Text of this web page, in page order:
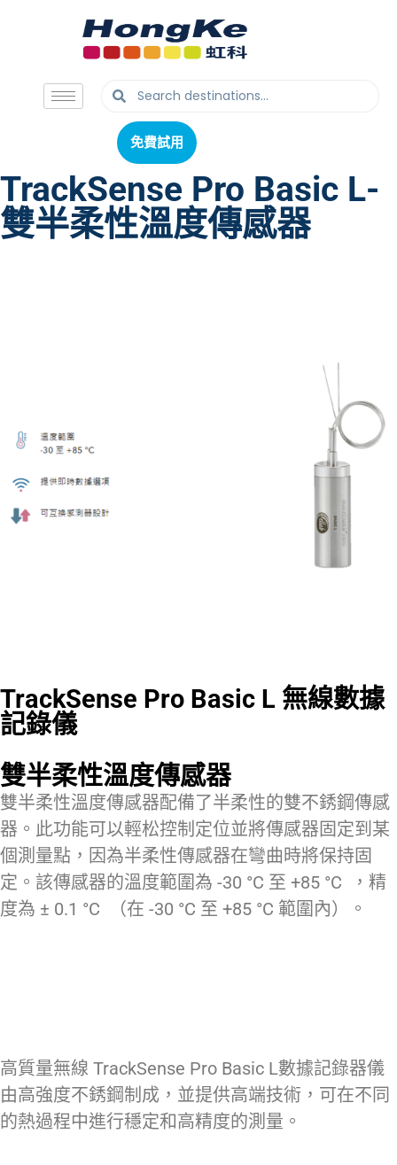
免費試用
免費試用
TrackSense Pro Basic L-
雙半柔性溫度傳感器
TrackSense Pro Basic L 無線數據
記錄儀
雙半柔性溫度傳感器
雙半柔性溫度傳感器配備了半柔性的雙不銹鋼傳感
器。此功能可以輕松控制定位並將傳感器固定到某
個測量點，因為半柔性傳感器在彎曲時將保持固
定。該傳感器的溫度範圍為 -30 °C 至 +85 °C ，精
度為 ± 0.1 °C （在 -30 °C 至 +85 °C 範圍內）。
高質量無線 TrackSense Pro Basic L數據記錄器儀
由高強度不銹鋼制成，並提供高端技術，可在不同
的熱過程中進行穩定和高精度的測量。